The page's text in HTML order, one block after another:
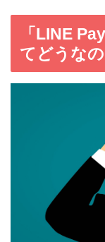
「LINE
てどうなの